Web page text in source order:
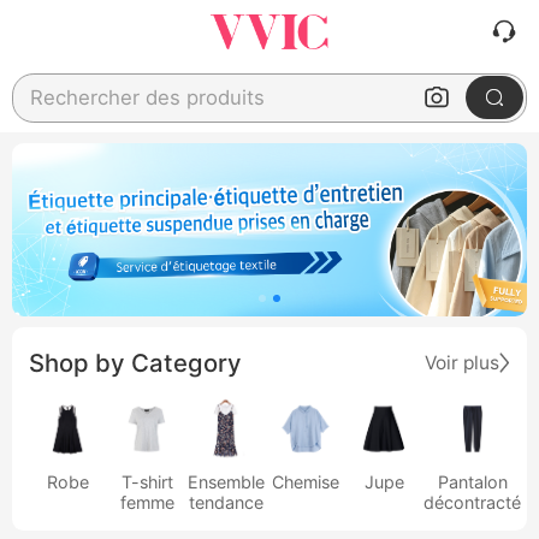
Rechercher des produits
Shop by Category Voir plus
Robe
T-shirt
femme
Ensemble
tendance
Chemise Jupe
Pantalon
décontracté